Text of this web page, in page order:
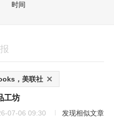
时间
，美联社
工坊
07-06 09:30
发现相似文章